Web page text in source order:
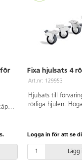
Fixa hjulsats 4
Art.nr: 129953
Hjulsats till
rörliga hjulen.
i rummet ska
högt upp i hyllan.
själva förflytta
Logga in för att se
Lägg